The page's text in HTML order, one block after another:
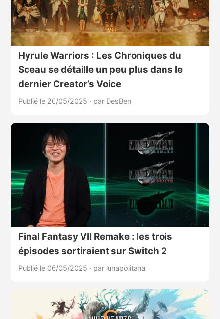
Hyrule Warriors : Les Chroniques du
Sceau se détaille un peu plus dans le
dernier Creator’s Voice
Publié le 20/05/2025 · par DesBen
Final Fantasy VII Remake : les trois
épisodes sortiraient sur Switch 2
Publié le 06/05/2025 · par lunapolitana